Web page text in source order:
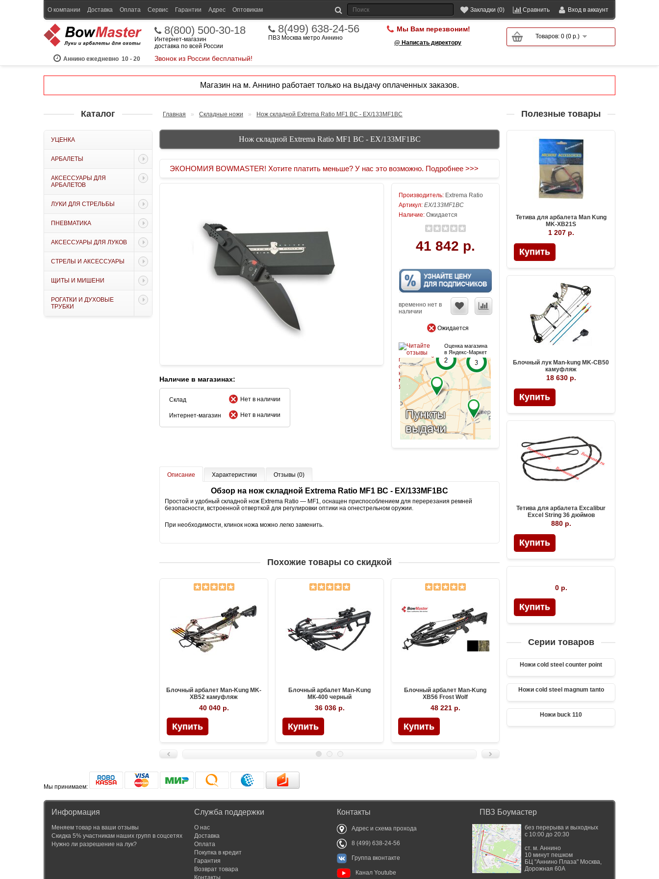
Закладки (0) Сравнить Вход в аккаунт
О компании Доставка Оплата Сервис Гарантии Адрес Оптовикам
Аннино ежедневно 10 - 20
8(800) 500-30-18
Интернет-магазин
доставка по всей России
Звонок из России бесплатный!
8(499) 638-24-56
ПВЗ Москва метро Аннино
Мы Вам перезвоним!
@ Написать директору
Товаров: 0 (0 р.)
Магазин на м. Аннино работает только на выдачу оплаченных заказов.
Каталог
УЦЕНКА
АРБАЛЕТЫ
АКСЕССУАРЫ ДЛЯ
АРБАЛЕТОВ
ЛУКИ ДЛЯ СТРЕЛЬБЫ
ПНЕВМАТИКА
АКСЕССУАРЫ ДЛЯ ЛУКОВ
СТРЕЛЫ И АКСЕССУАРЫ
ЩИТЫ И МИШЕНИ
РОГАТКИ И ДУХОВЫЕ
ТРУБКИ
Полезные товары
Тетива для арбалета Man Kung
MK-XB21S
1 207 р.
Купить
Блочный лук Man-kung MK-CB50
камуфляж
18 630 р.
Купить
Тетива для арбалета Excalibur
Excel String 36 дюймов
880 р.
Купить
0 р.
Купить
Серии товаров
Ножи cold steel counter point
Ножи cold steel magnum tanto
Ножи buck 110
Главная » Складные ножи » Нож складной Extrema Ratio MF1 ВС - EX/133MF1BC
Нож складной Extrema Ratio MF1 ВС - EX/133MF1BC
ЭКОНОМИЯ BOWMASTER! Хотите платить меньше? У нас это возможно. Подробнее >>>
Наличие в магазинах:
Склад Нет в наличии
Интернет-магазин Нет в наличии
Производитель: Extrema Ratio
Артикул: EX/133MF1BC
Наличие: Ожидается
41 842 р.
временно нет в
наличии
Ожидается
Оценка магазина
в Яндекс-Маркет
Описание Характеристики Отзывы (0)
Обзор на нож складной Extrema Ratio MF1 ВС - EX/133MF1BC
Простой и удобный складной нож Extrema Ratio — MF1, оснащен приспособлением для перерезания ремней
безопасности, встроенной отверткой для регулировки оптики на огнестрельном оружии.
При необходимости, клинок ножа можно легко заменить.
Похожие товары со скидкой
Блочный арбалет Man-Kung MK-
XB52 камуфляж
40 040 р.
Блочный арбалет Man-Kung
МК-400 черный
36 036 р.
Блочный арбалет Man-Kung
XB56 Frost Wolf
48 221 р.
Блочный арбалет Man-Kung MK-
37 522 р. 35 443 р.
Мы принимаем:
Информация
Меняем товар на ваши отзывы
Скидка 5% участникам наших групп в соцсетях
Нужно ли разрешение на лук?
Служба поддержки
О нас
Доставка
Оплата
Покупка в кредит
Гарантия
Возврат товара
Контакты
Контакты
Адрес и схема прохода
8 (499) 638-24-56
Группа вконтакте
Канал Youtube
ПВЗ Боумастер
без перерыва и выходных
с 10:00 до 20:30
ст. м. Аннино
10 минут пешком
БЦ "Аннино Плаза" Москва,
Дорожная 60А